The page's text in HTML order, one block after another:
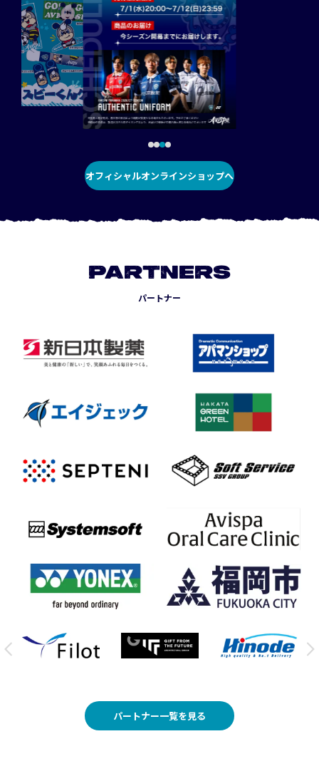
オフィシャルオンラインショップへ
PARTNERS
パートナー
パートナー一覧を見る